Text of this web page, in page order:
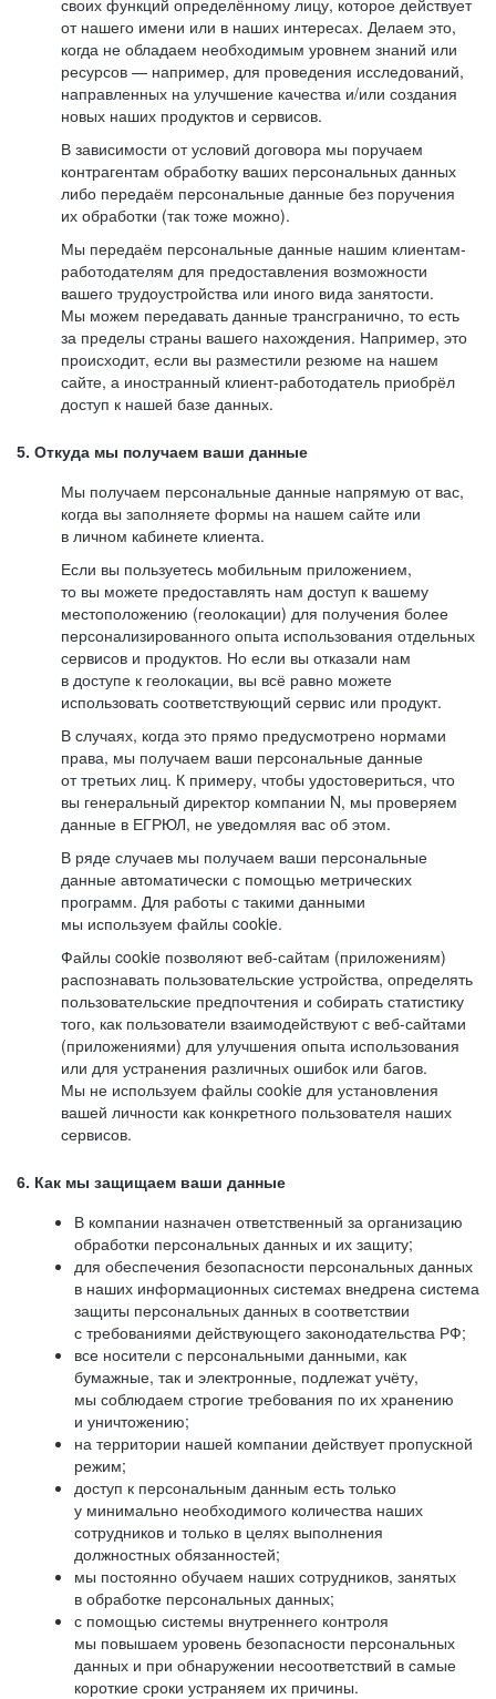
своих функций определённому лицу, которое действует
от нашего имени или в наших интересах. Делаем это,
когда не обладаем необходимым уровнем знаний или
ресурсов — например, для проведения исследований,
направленных на улучшение качества и/или создания
новых наших продуктов и сервисов.
В зависимости от условий договора мы поручаем
контрагентам обработку ваших персональных данных
либо передаём персональные данные без поручения
их обработки (так тоже можно).
Мы передаём персональные данные нашим клиентам-
работодателям для предоставления возможности
вашего трудоустройства или иного вида занятости.
Мы можем передавать данные трансгранично, то есть
за пределы страны вашего нахождения. Например, это
происходит, если вы разместили резюме на нашем
сайте, а иностранный клиент-работодатель приобрёл
доступ к нашей базе данных.
5. Откуда мы получаем ваши данные
Мы получаем персональные данные напрямую от вас,
когда вы заполняете формы на нашем сайте или
в личном кабинете клиента.
Если вы пользуетесь мобильным приложением,
то вы можете предоставлять нам доступ к вашему
местоположению (геолокации) для получения более
персонализированного опыта использования отдельных
сервисов и продуктов. Но если вы отказали нам
в доступе к геолокации, вы всё равно можете
использовать соответствующий сервис или продукт.
В случаях, когда это прямо предусмотрено нормами
права, мы получаем ваши персональные данные
от третьих лиц. К примеру, чтобы удостовериться, что
вы генеральный директор компании N, мы проверяем
данные в ЕГРЮЛ, не уведомляя вас об этом.
В ряде случаев мы получаем ваши персональные
данные автоматически с помощью метрических
программ. Для работы с такими данными
мы используем файлы cookie.
Файлы cookie позволяют веб-сайтам (приложениям)
распознавать пользовательские устройства, определять
пользовательские предпочтения и собирать статистику
того, как пользователи взаимодействуют с веб-сайтами
(приложениями) для улучшения опыта использования
или для устранения различных ошибок или багов.
Мы не используем файлы cookie для установления
вашей личности как конкретного пользователя наших
сервисов.
6. Как мы защищаем ваши данные
В компании назначен ответственный за организацию
обработки персональных данных и их защиту;
для обеспечения безопасности персональных данных
в наших информационных системах внедрена система
защиты персональных данных в соответствии
с требованиями действующего законодательства РФ;
все носители с персональными данными, как
бумажные, так и электронные, подлежат учёту,
мы соблюдаем строгие требования по их хранению
и уничтожению;
на территории нашей компании действует пропускной
режим;
доступ к персональным данным есть только
у минимально необходимого количества наших
сотрудников и только в целях выполнения
должностных обязанностей;
мы постоянно обучаем наших сотрудников, занятых
в обработке персональных данных;
с помощью системы внутреннего контроля
мы повышаем уровень безопасности персональных
данных и при обнаружении несоответствий в самые
короткие сроки устраняем их причины.